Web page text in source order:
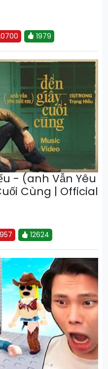
1979
- (anh Vẫn Yêu
Cùng | Official
12624